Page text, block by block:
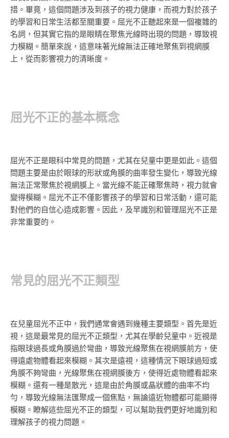
措。畢竟，這個問題涉及到孩子的視力健康，而視力對於孩子
的學習和日常生活都至關重要。屈光不正聽起來是一個複雜的
名詞，但其實它指的是眼睛在聚焦光線時出現的問題，導致視
力模糊。簡單來說，這意味著光線無法正確地聚焦到視網膜
上，從而影響視力的清晰度。
屈光不正的基本概念
屈光不正是眼科中常見的問題，尤其在兒童中更是如此。這個
問題主要是由於眼球的形狀或角膜的曲率發生變化，導致光線
無法正常聚焦於視網膜上。當光線不能正確聚焦時，視力就會
變得模糊。屈光不正不僅影響孩子的學習和日常活動，還可能
對他們的自信心造成影響。因此，及早識別和管理屈光不正是
非常重要的。
常見的屈光不正類型
在兒童屈光不正中，我們通常會遇到幾種主要類型。首先是近
視，這是最常見的屈光不正類型，尤其在學齡兒童中。近視是
指眼球過長或角膜過於彎曲，導致光線聚焦在視網膜前方，使
得遠處物體看起來模糊。其次是遠視，這種情況下眼球過短或
角膜不夠彎曲，光線聚焦在視網膜後方，使得近處物體看起來
模糊。還有一種是散光，這是由於角膜或晶狀體的曲率不均
勻，導致光線無法匯聚成一個焦點，無論遠近物體都可能顯得
模糊。瞭解這些屈光不正的類型，可以幫助我們更好地識別和
理解孩子的視力問題。